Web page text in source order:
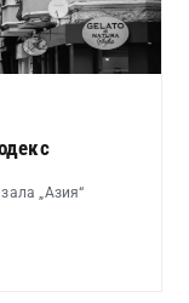
„Азия“